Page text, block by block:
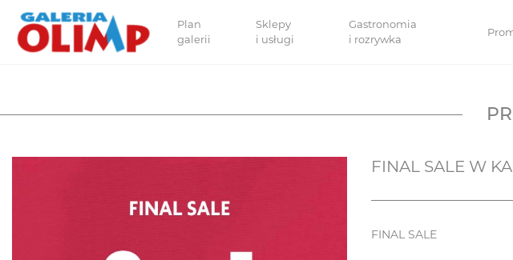
Plan
galerii
Sklepy
i usługi
Gastronomia
i rozrywka
FINAL SALE W
FINAL SALE